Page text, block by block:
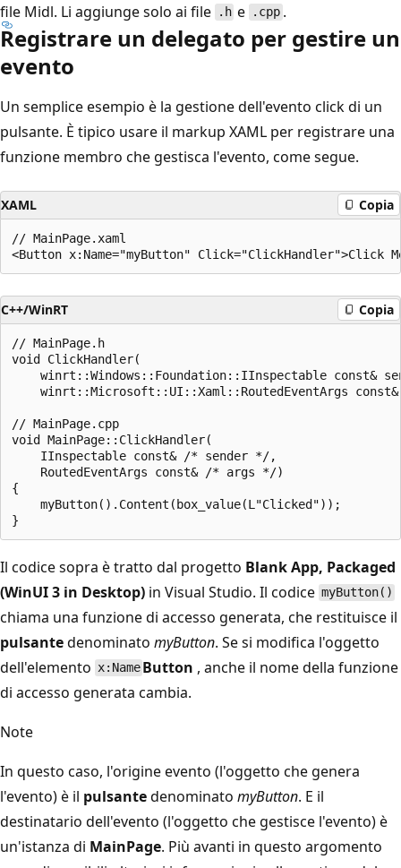
file Midl. Li aggiunge solo ai file
.h e .cpp.
Registrare un delegato per gestire un
evento
Un semplice esempio è la gestione dell'evento click di un
pulsante. È tipico usare il markup XAML per registrare una
funzione membro che gestisca l'evento, come segue.
XAML Copia
// MainPage.xaml
C++/WinRT Copia
// MainPage.h
void ClickHandler(
winrt::Windows::Foundation::IInspectable const&
winrt::Microsoft::UI::Xaml::RoutedEventArgs
// MainPage.cpp
void MainPage::ClickHandler(
    IInspectable const& /* sender */,
    RoutedEventArgs const& /* args */)
{
    myButton().Content(box_value(L"Clicked"));
Il codice sopra è tratto dal progetto Blank App, Packaged
(WinUI 3 in Desktop) in Visual Studio. Il codice myButton()
chiama una funzione di accesso generata, che restituisce il
pulsantedenominato myButton. Se si modifica l'oggetto
dell'elemento x:Name Button , anche il nome della funzione
di accesso generata cambia.
Note
In questo caso, l'origine evento (l'oggetto che genera
l'evento) è il pulsantedenominato myButton. E il
destinatario dell'evento (l'oggetto che gestisce l'evento) è
un'istanza di MainPage. Più avanti in questo argomento